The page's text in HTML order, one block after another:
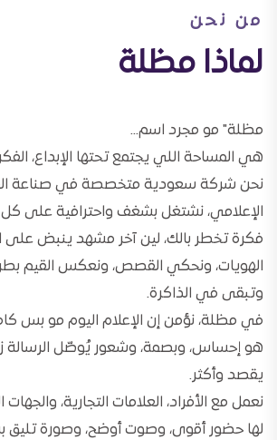
من نحن
لماذا مظلة
مظلة" مو مجرد اسم...
هي المساحة اللي يجتمع تحتها الإبداع،
نحن شركة سعودية متخصصة في صناعة
الإعلامي، نشتغل بشغف واحترافية على
فكرة تخطر بالك، لين آخر مشهد ينبض
الهويات، ونحكي القصص، ونعكس القيم
وتبقى في الذاكرة.
في مظلة، نؤمن إن الإعلام اليوم مو بس
هو إحساس، وبصمة، وشعور يُوصّل الرسالة
يقصد وأكثر.
نعمل مع الأفراد، العلامات التجارية،
لها حضور أقوى، وصوت أوضح، وصورة تليق